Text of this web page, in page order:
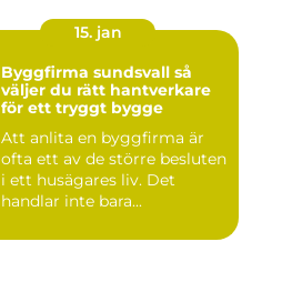
15. jan
Byggfirma sundsvall så
väljer du rätt hantverkare
för ett tryggt bygge
Att anlita en byggfirma är
ofta ett av de större besluten
i ett husägares liv. Det
handlar inte bara...